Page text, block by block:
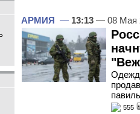
АРМИЯ — 13:13 — 08 Мая
555